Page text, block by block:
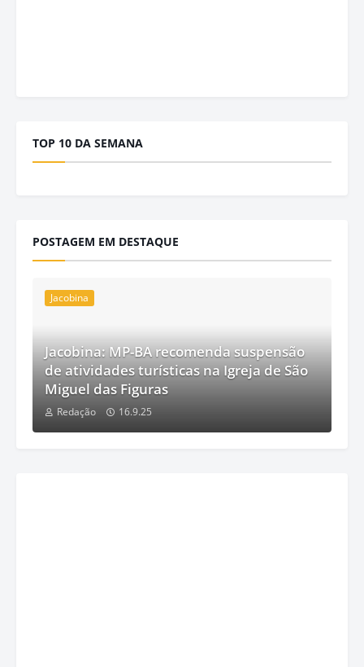
TOP 10 DA SEMANA
POSTAGEM EM DESTAQUE
Jacobina
Jacobina: MP-BA recomenda suspensão
de atividades turísticas na Igreja de São
Miguel das Figuras
Redação 16.9.25